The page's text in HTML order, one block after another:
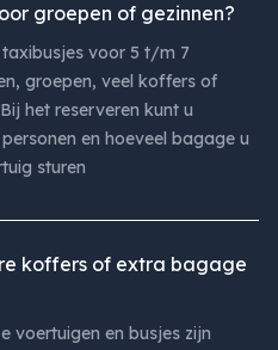
groepen of gezinnen?
voor 5 t/m 7
groepen, veel koffers of
het reserveren kunt u
en hoeveel bagage u
sturen
koffers of extra bagage
voertuigen en busjes zijn